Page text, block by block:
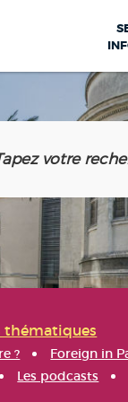
thématiques
? Foreign in
Les podcasts